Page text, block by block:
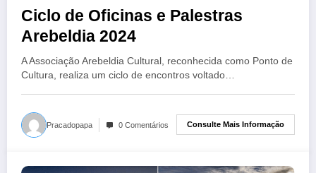
Ciclo de Oficinas e Palestras
Arebeldia 2024
A Associação Arebeldia Cultural, reconhecida como Ponto de
Cultura, realiza um ciclo de encontros voltado…
Pracadopapa 0 Comentários Consulte Mais Informação